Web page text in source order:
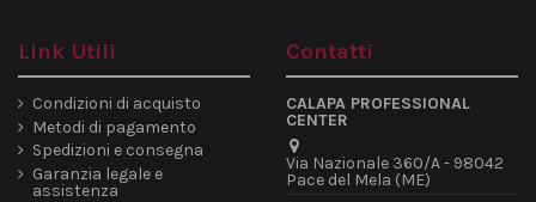
Link Utili
Condizioni di acquisto
Metodi di pagamento
Spedizioni e consegna
Garanzia legale e
assistenza
Contatti
CALAPA PROFESSIONAL
CENTER
Via Nazionale 360/A - 98042
Pace del Mela (ME)